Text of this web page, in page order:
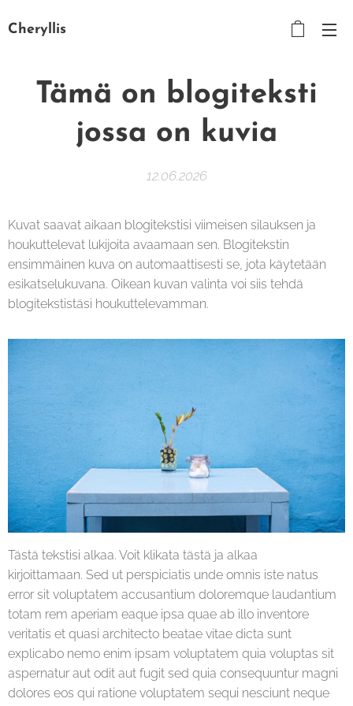
Cheryllis
Tämä on blogiteksti
jossa on kuvia
12.06.2026
Kuvat saavat aikaan blogitekstisi viimeisen silauksen ja
houkuttelevat lukijoita avaamaan sen. Blogitekstin
ensimmäinen kuva on automaattisesti se, jota käytetään
esikatselukuvana. Oikean kuvan valinta voi siis tehdä
blogitekstistäsi houkuttelevamman.
Tästä tekstisi alkaa. Voit klikata tästä ja alkaa
kirjoittamaan. Sed ut perspiciatis unde omnis iste natus
error sit voluptatem accusantium doloremque laudantium
totam rem aperiam eaque ipsa quae ab illo inventore
veritatis et quasi architecto beatae vitae dicta sunt
explicabo nemo enim ipsam voluptatem quia voluptas sit
aspernatur aut odit aut fugit sed quia consequuntur magni
dolores eos qui ratione voluptatem sequi nesciunt neque